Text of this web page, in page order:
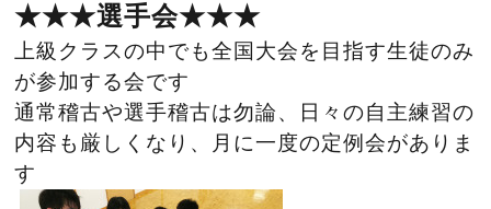
★★★選手会★★★
上級クラスの中でも全国大会を目指す生徒のみ
が参加する会です
通常稽古や選手稽古は勿論、日々の自主練習の
内容も厳しくなり 、月に一度の定例会がありま
す